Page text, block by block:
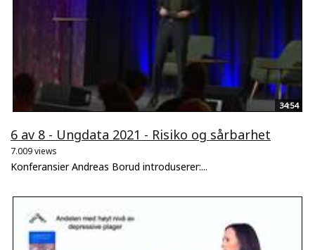
34:54
6 av 8 - Ungdata 2021 - Risiko og sårbarhet
7.009 views
Konferansier Andreas Borud introduserer:...